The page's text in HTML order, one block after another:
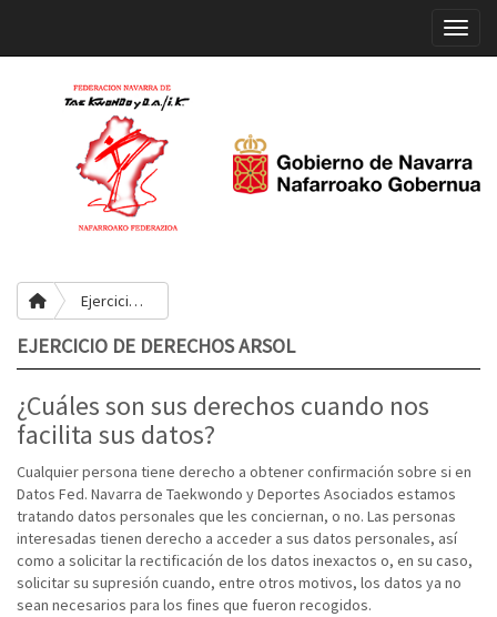
Ejercicio de derechos ARSOL
EJERCICIO DE DERECHOS ARSOL
¿Cuáles son sus derechos cuando nos
facilita sus datos?
Cualquier persona tiene derecho a obtener confirmación sobre si en
Datos Fed. Navarra de Taekwondo y Deportes Asociados estamos
tratando datos personales que les conciernan, o no. Las personas
interesadas tienen derecho a acceder a sus datos personales, así
como a solicitar la rectificación de los datos inexactos o, en su caso,
solicitar su supresión cuando, entre otros motivos, los datos ya no
sean necesarios para los fines que fueron recogidos.